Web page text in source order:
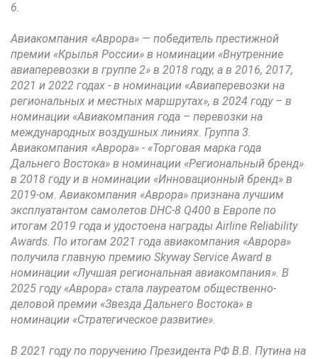
6.
Авиакомпания «Аврора» — победитель престижной
премии «Крылья России» в номинации «Внутренние
авиаперевозки в группе 2» в 2018 году, а в 2016, 2017,
2021 и 2022 годах - в номинации «Авиаперевозки на
региональных и местных маршрутах», в 2024 году – в
номинации «Авиакомпания года – перевозки на
международных воздушных линиях. Группа 3.
Авиакомпания «Аврора» - «Торговая марка года
Дальнего Востока» в номинации «Региональный бренд»
в 2018 году и в номинации «Инновационный бренд» в
2019-ом. Авиакомпания «Аврора» признана лучшим
эксплуатантом самолетов DHC-8 Q400 в Европе по
итогам 2019 года и удостоена награды Airline Reliability
Awards. По итогам 2021 года авиакомпания «Аврора»
получила главную премию Skyway Service Award в
номинации «Лучшая региональная авиакомпания». В
2025 году «Аврора» стала лауреатом общественно-
деловой премии «Звезда Дальнего Востока» в
номинации «Стратегическое развитие».
В 2021 году по поручению Президента РФ В.В. Путина на